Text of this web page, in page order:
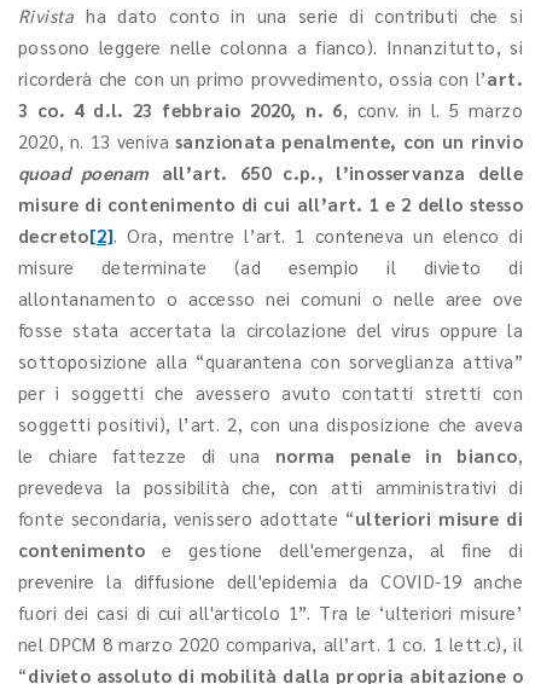
Rivista ha dato conto in una serie di contributi che si
possono leggere nelle colonna a fianco). Innanzitutto, si
ricorderà che con un primo provvedimento, ossia con l’art.
3 co. 4 d.l. 23 febbraio 2020, n. 6, conv. in l. 5 marzo
2020, n. 13 venivasanzionata penalmente, con un rinvio
quoad poenam all’art. 650 c.p.,
l’inosservanza delle
misure di contenimento di cui all’art. 1 e 2 dello stesso
decreto[2]. Ora, mentre l’art. 1 conteneva un elenco di
misure determinate (ad esempio il divieto di
allontanamento o accesso nei comuni o nelle aree ove
fosse stata accertata la circolazione del virus oppure la
sottoposizione alla “quarantena con sorveglianza attiva”
per i soggetti che avessero avuto contatti stretti con
soggetti positivi), l’art. 2, con una disposizione che aveva
le chiare fattezze di una norma penale in bianco,
prevedeva la possibilità che, con atti amministrativi di
fonte secondaria, venissero adottate “ulteriori misure di
contenimento e gestione dell'emergenza, al fine di
prevenire la diffusione dell'epidemia da COVID-19 anche
fuori dei casi di cui all'articolo 1”. Tra le ‘ulteriori misure’
nel DPCM 8 marzo 2020 compariva, all’art. 1 co. 1 lett.c), il
“divieto assoluto di mobilità dalla propria abitazione o